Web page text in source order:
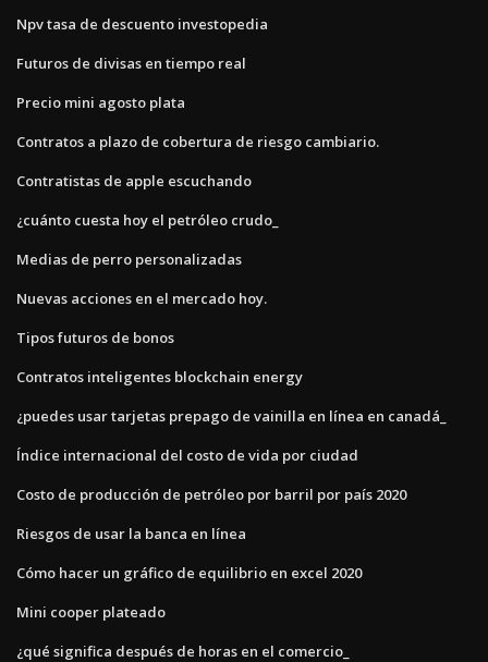
Npv tasa de descuento investopedia
Futuros de divisas en tiempo real
Precio mini agosto plata
Contratos a plazo de cobertura de riesgo cambiario.
Contratistas de apple escuchando
¿cuánto cuesta hoy el petróleo crudo_
Medias de perro personalizadas
Nuevas acciones en el mercado hoy.
Tipos futuros de bonos
Contratos inteligentes blockchain energy
¿puedes usar tarjetas prepago de vainilla en línea en canadá_
Índice internacional del costo de vida por ciudad
Costo de producción de petróleo por barril por país 2020
Riesgos de usar la banca en línea
Cómo hacer un gráfico de equilibrio en excel 2020
Mini cooper plateado
¿qué significa después de horas en el comercio_